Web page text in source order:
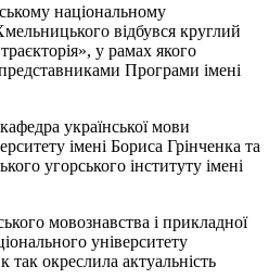
національному
відбувся круглий
у рамах якого
Програми імені
української мови
імені Бориса Грінченка та
угорського інституту імені
мовознавства і прикладної
університету
окреслила актуальність